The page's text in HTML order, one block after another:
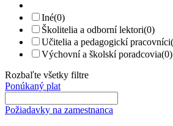
Iné(0)
Školitelia a odborní lektori(0)
Učitelia a pedagogickí pracovníci
Výchovní a školskí poradcovia(0)
Rozbaľte všetky filtre
Ponúkaný plat
Požiadavky na zamestnanca